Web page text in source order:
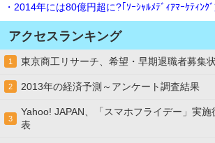
・2014年には80億円超に?｢ｿｰｼｬﾙﾒﾃﾞｨｱﾏｰｹﾃｨﾝ
アクセスランキング
1 東京商工リサーチ、希望・早期退職者募集
2 2013年の経済予測～アンケート調査結果
3
Yahoo! JAPAN、「スマホフライデー」実
表